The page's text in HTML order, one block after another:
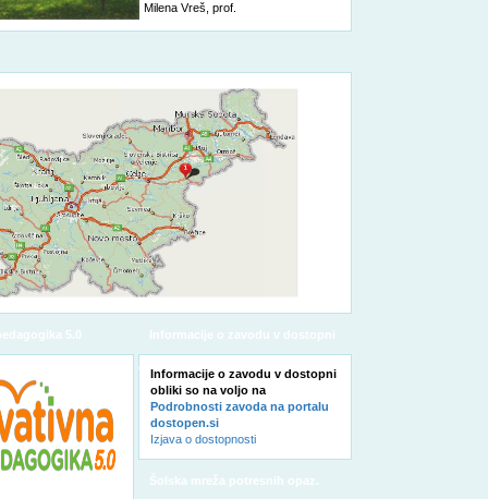
Milena Vreš, prof.
5.0 Informacije o zavodu v dostopni
oblikiInformacije o zavodu v dostopni
obliki so na voljo na
Podrobnosti zavoda na portalu
dostopen.si
Izjava o dostopnosti
Šolska mreža potresnih opaz.